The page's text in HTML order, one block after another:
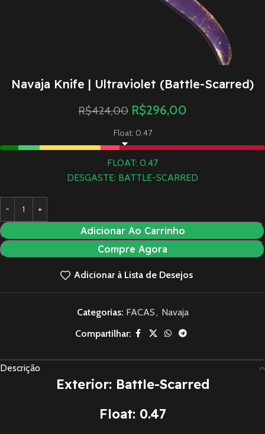
Navaja Knife | Ultraviolet (Battle-Scarred)
R$424,00 R$296,00
Float: 0.47
FLOAT: 0.47
DESGASTE: BATTLE-SCARRED
Adicionar Ao Carrinho
Compre Agora
Adicionar à Lista de Desejos
Categorias: FACAS, Navaja
Compartilhar:
Descrição
Exterior: Battle-Scarred
Float: 0.47